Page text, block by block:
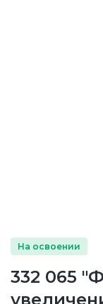
На освоении
332 065